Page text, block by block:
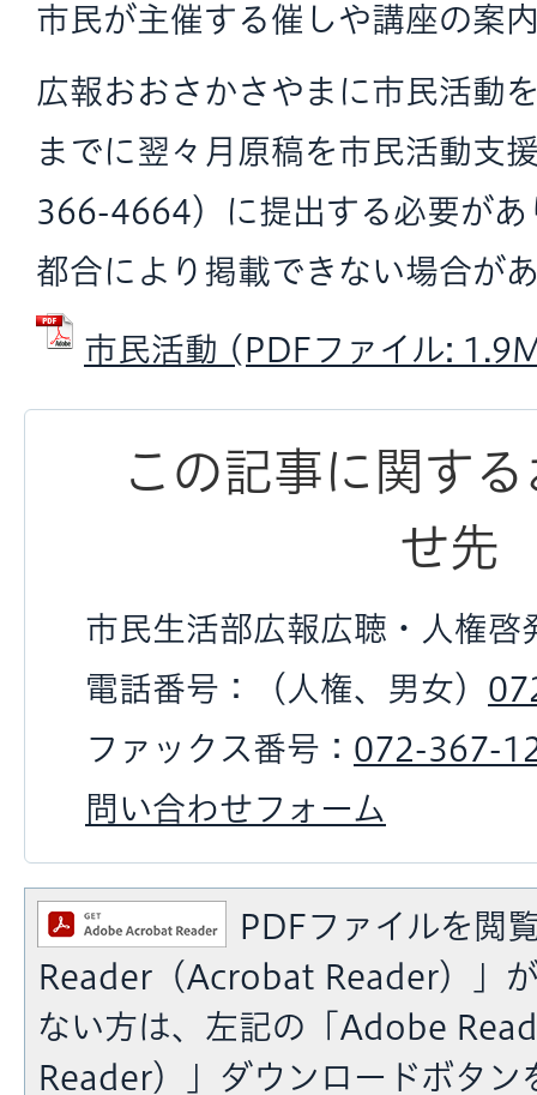
市民が主催する催しや講座の案
広報おおさかさやまに市民活動
までに翌々月原稿を市民活動支
366-4664）に提出する必要があ
都合により掲載できない場合が
市民活動 (PDFファイル:
この記事に関す
せ先
市民生活部広報広聴・人権啓
電話番号：（人権、男女）
ファックス番号： 072-367-
問い合わせフォーム
PDFファイルを閲
Reader（Acrobat Reader）」
ない方は、左記の「Adobe
Reader）」ダウンロードボタン